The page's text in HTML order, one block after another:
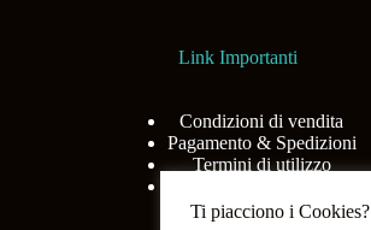
Link Importanti
Condizioni di vendita
Pagamento & Spedizioni
Termini di utilizzo
Ti piacciono i Cookies?